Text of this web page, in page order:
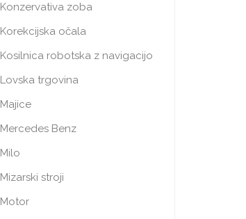
Konzervativa zoba
Korekcijska očala
Kosilnica robotska z navigacijo
Lovska trgovina
Majice
Mercedes Benz
Milo
Mizarski stroji
Motor